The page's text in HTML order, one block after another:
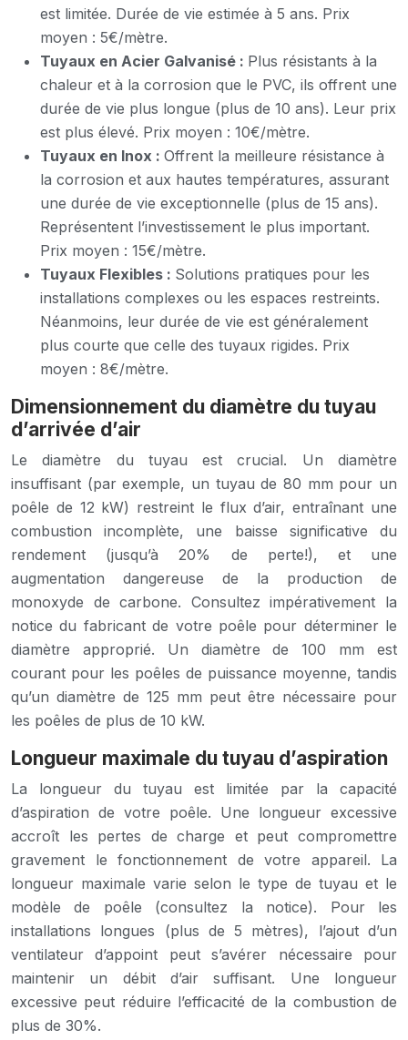
est limitée. Durée de vie estimée à 5 ans. Prix
moyen : 5€/mètre.
Tuyaux en Acier Galvanisé : Plus résistants à la
chaleur et à la corrosion que le PVC, ils offrent une
durée de vie plus longue (plus de 10 ans). Leur prix
est plus élevé. Prix moyen : 10€/mètre.
Tuyaux en Inox : Offrent la meilleure résistance à
la corrosion et aux hautes températures, assurant
une durée de vie exceptionnelle (plus de 15 ans).
Représentent l’investissement le plus important.
Prix moyen : 15€/mètre.
Tuyaux Flexibles : Solutions pratiques pour les
installations complexes ou les espaces restreints.
Néanmoins, leur durée de vie est généralement
plus courte que celle des tuyaux rigides. Prix
moyen : 8€/mètre.
Dimensionnement du diamètre du tuyau
d’arrivée d’air
Le diamètre du tuyau est crucial. Un diamètre
insuffisant (par exemple, un tuyau de 80 mm pour un
poêle de 12 kW) restreint le flux d’air, entraînant une
combustion incomplète, une baisse significative du
rendement (jusqu’à 20% de perte!), et une
augmentation dangereuse de la production de
monoxyde de carbone. Consultez impérativement la
notice du fabricant de votre poêle pour déterminer le
diamètre approprié. Un diamètre de 100 mm est
courant pour les poêles de puissance moyenne, tandis
qu’un diamètre de 125 mm peut être nécessaire pour
les poêles de plus de 10 kW.
Longueur maximale du tuyau d’aspiration
La longueur du tuyau est limitée par la capacité
d’aspiration de votre poêle. Une longueur excessive
accroît les pertes de charge et peut compromettre
gravement le fonctionnement de votre appareil. La
longueur maximale varie selon le type de tuyau et le
modèle de poêle (consultez la notice). Pour les
installations longues (plus de 5 mètres), l’ajout d’un
ventilateur d’appoint peut s’avérer nécessaire pour
maintenir un débit d’air suffisant. Une longueur
excessive peut réduire l’efficacité de la combustion de
plus de 30%.